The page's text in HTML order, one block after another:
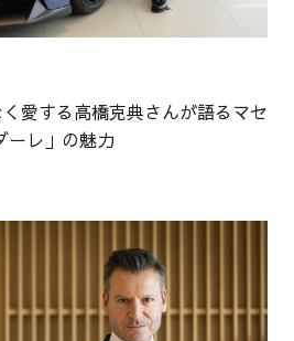
愛する高橋克典さんが語るマセ
ーレ」の魅力